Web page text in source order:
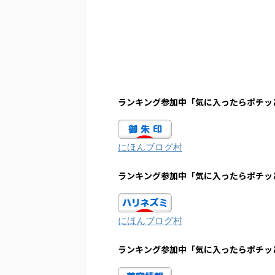
ランキング参加中「気に入ったらポチッ
にほんブログ村
ランキング参加中「気に入ったらポチッ
にほんブログ村
ランキング参加中「気に入ったらポチッ